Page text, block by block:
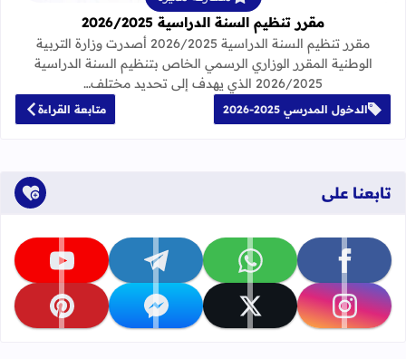
مقرر تنظيم السنة الدراسية 2026/2025
مقرر تنظيم السنة الدراسية 2026/2025 أصدرت وزارة التربية
الوطنية المقرر الوزاري الرسمي الخاص بتنظيم السنة الدراسية
2026/2025 الذي يهدف إلى تحديد مختلف…
الدخول المدرسي 2025-2026 متابعة القراءة
تابعنا على
تابعنا على facebook تابعنا على whatsapp تابعنا على telegram تابعنا على youtube
تابعنا على instagram تابعنا على x تابعنا على messenger تابعنا على pinterest